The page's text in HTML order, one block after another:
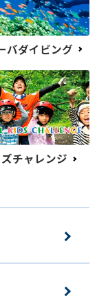
バダイビング
チャレンジ